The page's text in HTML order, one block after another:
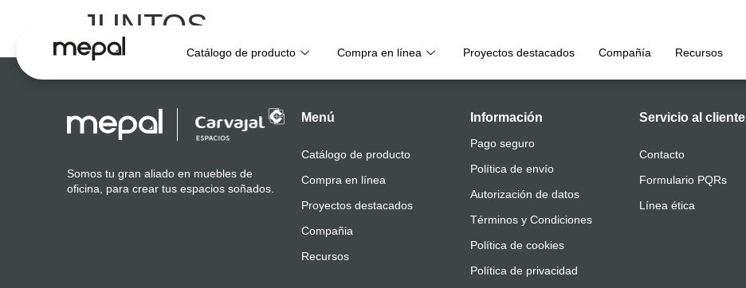
Catálogo de producto Compra en línea Proyectos destacados Compañía Recursos
JUNTOS
Somos tu gran aliado en muebles de
oficina, para crear tus espacios soñados.
Menú
Catálogo de producto
Compra en línea
Proyectos destacados
Compañia
Recursos
Información
Pago seguro
Política de envío
Autorización de datos
Términos y Condiciones
Política de cookies
Política de privacidad
Servicio al cliente
Contacto
Formulario PQRs
Línea ética